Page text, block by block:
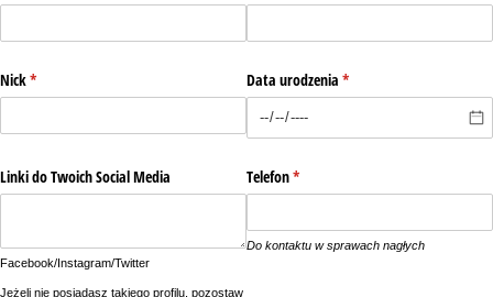
Nick*
(wymagane) Data urodzenia *
(wymagane)
Linki do Twoich Social Media
Facebook/Instagram/Twitter
Jeżeli nie posiadasz takiego profilu, pozostaw
Telefon*
(wymagane)
Do kontaktu w sprawach nagłych